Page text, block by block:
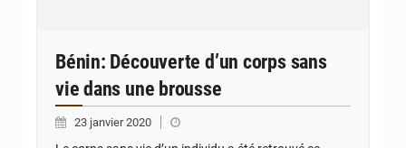
Bénin: Découverte d’un corps sans
vie dans une brousse
23 janvier 2020